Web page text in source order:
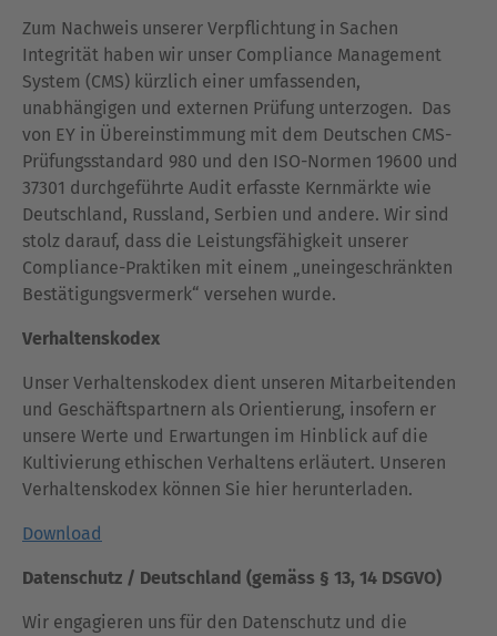
Zum Nachweis unserer Verpflichtung in Sachen
Integrität haben wir unser Compliance Management
System (CMS) kürzlich einer umfassenden,
unabhängigen und externen Prüfung unterzogen. Das
von EY in Übereinstimmung mit dem Deutschen CMS-
Prüfungsstandard 980 und den ISO-Normen 19600 und
37301 durchgeführte Audit erfasste Kernmärkte wie
Deutschland, Russland, Serbien und andere. Wir sind
stolz darauf, dass die Leistungsfähigkeit unserer
Compliance-Praktiken mit einem „uneingeschränkten
Bestätigungsvermerk“ versehen wurde.
Verhaltenskodex
Unser Verhaltenskodex dient unseren Mitarbeitenden
und Geschäftspartnern als Orientierung, insofern er
unsere Werte und Erwartungen im Hinblick auf die
Kultivierung ethischen Verhaltens erläutert. Unseren
Verhaltenskodex können Sie hier herunterladen.
Download
Datenschutz / Deutschland (gemäss § 13, 14 DSGVO)
Wir engagieren uns für den Datenschutz und die